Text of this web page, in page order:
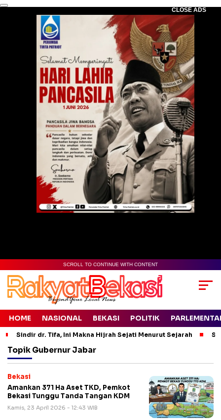
CLOSE ADS
SCROLL TO CONTINUE WITH CONTENT
HOME NASIONAL BEKASI POLITIK
Sindir dr. Tifa, Ini Makna Hijrah Sejati Menurut Sejarah
Topik Gubernur Jabar
Bekasi
Amankan 371 Ha Aset TKD, Pemkot
Bekasi Tunggu Tanda Tangan KDM
Kamis, 23 April 2026 - 12:43 WIB